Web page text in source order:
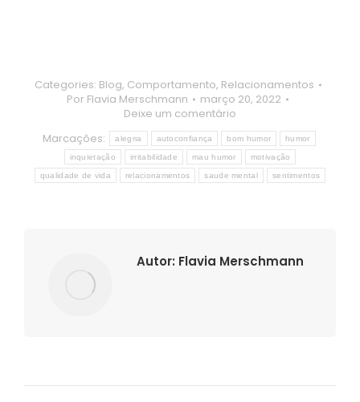
Categories: Blog, Comportamento, Relacionamentos
Por Flavia Merschmann
março 20, 2022
Deixe um comentário
Marcações:
alegria autoconfiança bom humor humor
inquietação irritabilidade mau humor motivação
qualidade de vida relacionamentos saude mental sentimentos
Autor: Flavia Merschmann